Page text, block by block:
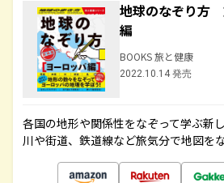
地球のなぞり
編
BOOKS 旅と健康
2022.10.14 発売
各国の地形や関係性をなぞって学ぶ新
川や街道、鉄道線など旅気分で地図を